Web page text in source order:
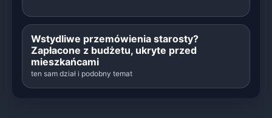
Wstydliwe przemówienia starosty?
Zapłacone z budżetu, ukryte przed
mieszkańcami
ten sam dział i podobny temat